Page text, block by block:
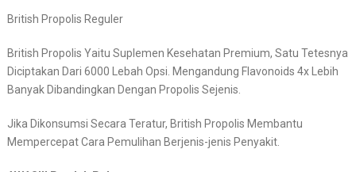
British Propolis Reguler
British Propolis Yaitu Suplemen Kesehatan Premium, Satu Tetesnya
Diciptakan Dari 6000 Lebah Opsi. Mengandung Flavonoids 4x Lebih
Banyak Dibandingkan Dengan Propolis Sejenis.
Jika Dikonsumsi Secara Teratur, British Propolis Membantu
Mempercepat Cara Pemulihan Berjenis-jenis Penyakit.